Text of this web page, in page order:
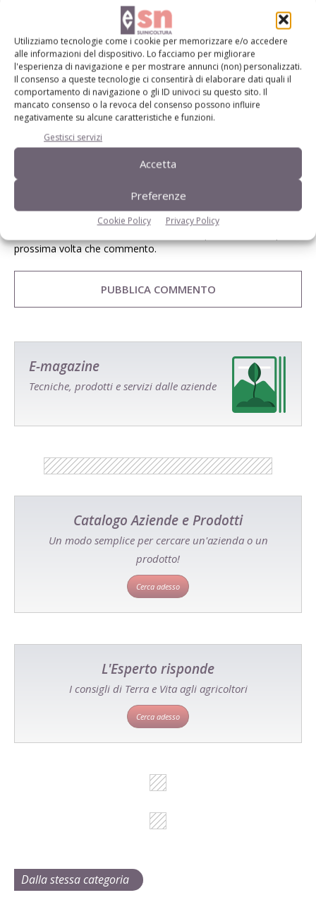
Utilizziamo tecnologie come i cookie per memorizzare e/o accedere
alle informazioni del dispositivo. Lo facciamo per migliorare
l'esperienza di navigazione e per mostrare annunci (non) personalizzati.
Il consenso a queste tecnologie ci consentirà di elaborare dati quali il
comportamento di navigazione o gli ID univoci su questo sito. Il
mancato consenso o la revoca del consenso possono influire
negativamente su alcune caratteristiche e funzioni.
Gestisci servizi
Accetta
Preferenze
Cookie Policy Privacy Policy
prossima volta che commento.
E-magazine
Tecniche, prodotti e servizi dalle aziende
Catalogo Aziende e Prodotti
Un modo semplice per cercare un'azienda o un
prodotto!
Cerca adesso
L'Esperto risponde
I consigli di Terra e Vita agli agricoltori
Cerca adesso
Dalla stessa categoria